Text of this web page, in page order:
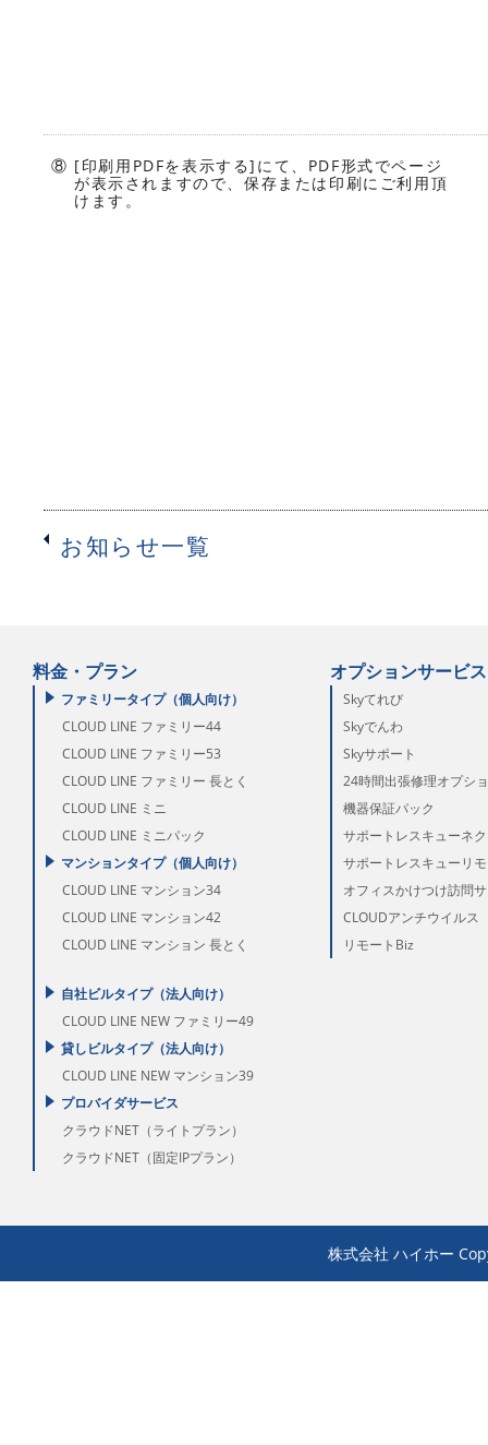
⑧ [印刷用PDFを表示する]にて、PDF形式でページ
が表示されますので、保存または印刷にご利用頂
けます。
お知らせ一覧
料金・プラン
ファミリータイプ（個人向け）
CLOUD LINE ファミリー44
CLOUD LINE ファミリー53
CLOUD LINE ファミリー 長とく
CLOUD LINE ミニ
CLOUD LINE ミニパック
マンションタイプ（個人向け）
CLOUD LINE マンション34
CLOUD LINE マンション42
CLOUD LINE マンション 長とく
自社ビルタイプ（法人向け）
CLOUD LINE NEW ファミリー49
貸しビルタイプ（法人向け）
CLOUD LINE NEW マンション39
プロバイダサービス
クラウドNET（ライトプラン）
クラウドNET（固定IPプラン）
オプションサービス
Skyてれび
Skyでんわ
Skyサポート
24時間出張修理オプシ
機器保証パック
サポートレスキューネ
サポートレスキューリ
オフィスかけつけ訪問
CLOUDアンチウイルス
リモートBiz
株式会社 ハイホー